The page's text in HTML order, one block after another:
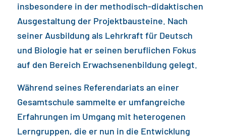
insbesondere in der methodisch-didaktischen
Ausgestaltung der Projektbausteine. Nach
seiner Ausbildung als Lehrkraft für Deutsch
und Biologie hat er seinen beruflichen Fokus
auf den Bereich Erwachsenenbildung gelegt.
Während seines Referendariats an einer
Gesamtschule sammelte er umfangreiche
Erfahrungen im Umgang mit heterogenen
Lerngruppen, die er nun in die Entwicklung